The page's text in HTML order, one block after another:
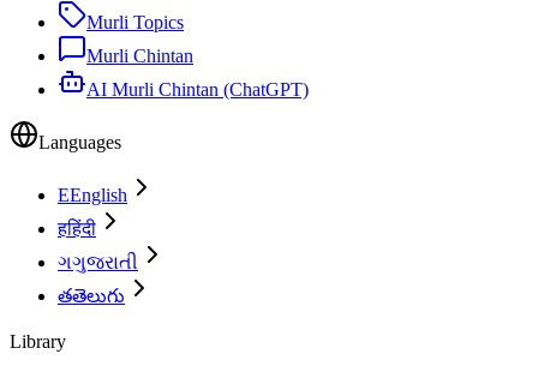
Murli Topics
Murli Chintan
AI Murli Chintan (ChatGPT)
Languages
EEnglish
हहिंदी
ગગુજરાતી
తతెలుగు
Library